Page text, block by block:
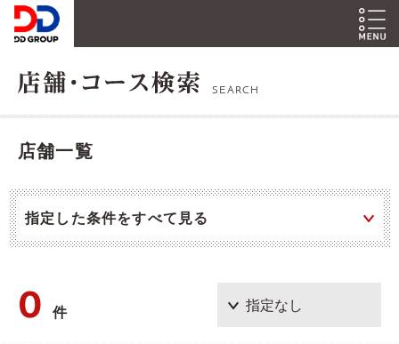
SEARCH
店舗一覧
指定した条件をすべて見る
0件